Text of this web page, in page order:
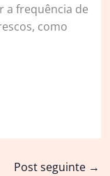
a frequência de
como
Post seguinte →